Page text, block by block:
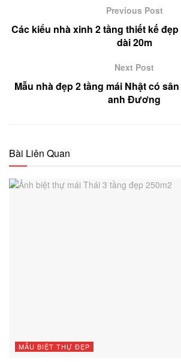
Previous Post
Các kiểu nhà xinh 2 tầng thiết kế
dài 20m
Next Post
Mẫu nhà đẹp 2 tầng mái Nhật có
anh Đương
Bài Liên Quan
MẪU BIỆT THỰ ĐẸP